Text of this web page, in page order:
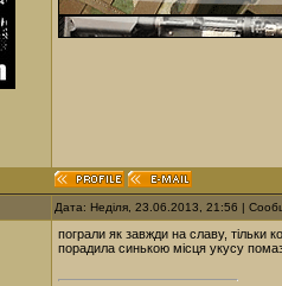
Дата: Неділя, 23.06.2013, 21:56 |
пограли як завжди на славу, тільки
порадила синькою місця укусу